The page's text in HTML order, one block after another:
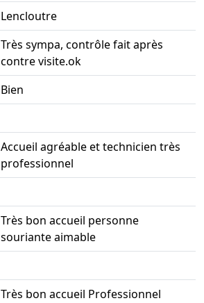
Lencloutre
Très sympa, contrôle fait après
contre visite.ok
Bien
Accueil agréable et technicien très
professionnel
Très bon accueil personne
souriante aimable
Très bon accueil Professionnel